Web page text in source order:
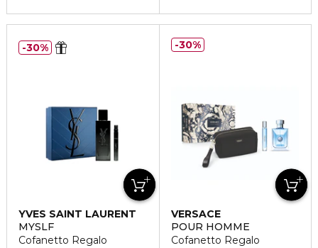
YVES SAINT LAURENT
MYSLF
Cofanetto Regalo
30%
VERSACE
POUR HOMME
Cofanetto Regalo
30%